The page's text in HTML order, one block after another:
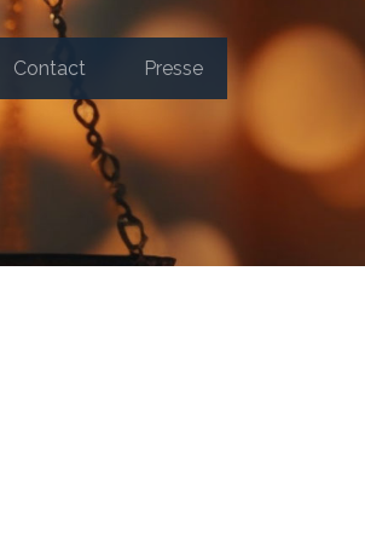
Contact Presse